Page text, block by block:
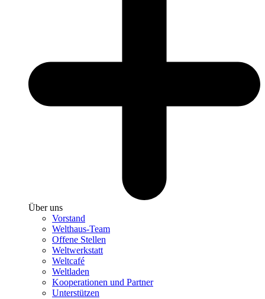
Über uns
Vorstand
Welthaus-Team
Offene Stellen
Weltwerkstatt
Weltcafé
Weltladen
Kooperationen und Partner
Unterstützen